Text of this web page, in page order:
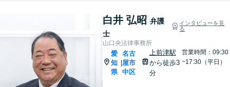
白井 弘昭 弁護
士
インタビューを見
る
山口央法律事務所
愛
知
県
名古
屋市
中区
上前津駅
から徒歩3
分
営業時間：09:30
~17:30（平日）